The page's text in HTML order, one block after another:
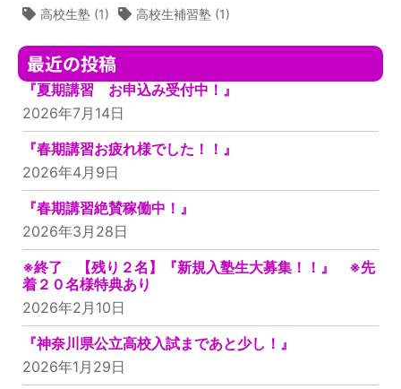
高校生塾 (1) 高校生補習塾 (1)
最近の投稿
『夏期講習 お申込み受付中！』
2026年7月14日
『春期講習お疲れ様でした！！』
2026年4月9日
『春期講習絶賛稼働中！』
2026年3月28日
※終了 【残り２名】『新規入塾生大募集！！』 ※先
着２０名様特典あり
2026年2月10日
『神奈川県公立高校入試まであと少し！』
2026年1月29日